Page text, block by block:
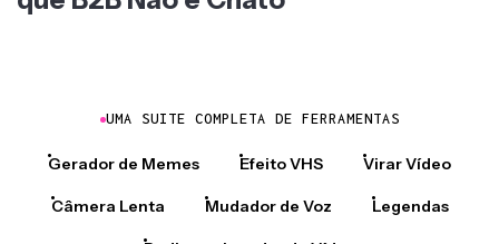
UMA SUITE COMPLETA DE FERRAMENTAS
Gerador de Memes Efeito VHS Virar Vídeo
Câmera Lenta Mudador de Voz Legendas